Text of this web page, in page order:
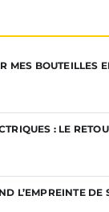
MES BOUTEILLES
: LE
L’EMPREINTE DE